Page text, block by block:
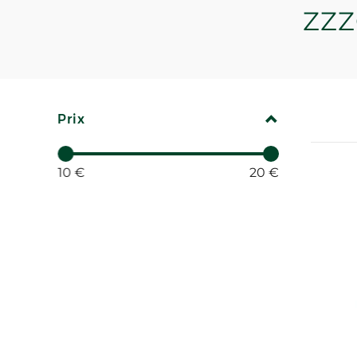
Prix REPLIER
10 € 20 €